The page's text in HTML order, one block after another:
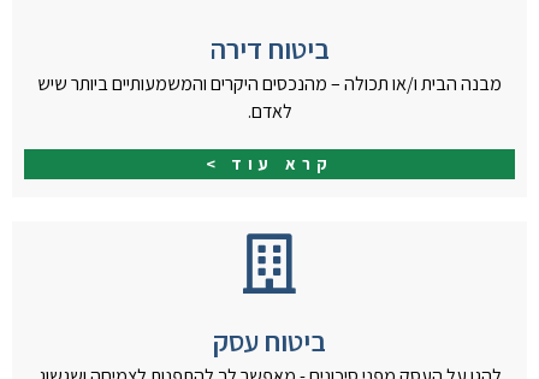
ביטוח דירה
מבנה הבית ו/או תכולה – מהנכסים היקרים והמשמעותיים ביותר שיש
לאדם.
קרא עוד >
ביטוח עסק